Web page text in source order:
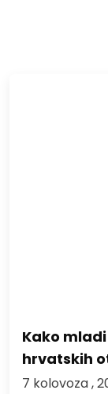
Kako
hrvatskih
7 kolovoza ,